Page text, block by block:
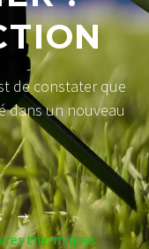
de constater que
dans un nouveau
thermiques